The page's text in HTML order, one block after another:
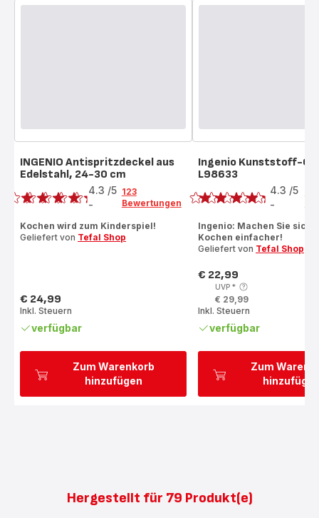
Zum Warenkorb
hinzufügen
INGENIO Antispritzdeckel aus
Edelstahl, 24-30 cm
Bewertung
4.3 /5
-
123
Bewertungen
Kochen wird zum Kinderspiel!
Geliefert von Tefal Shop
Preis
€ 24,99
Inkl. Steuern
verfügbar
Zum
Ingenio Kunststoff-
L98633
Bewertung
4.3 /5
-
Ingenio: Machen Sie sich
Kochen einfacher!
Geliefert von Tefal Shop
Preis
€ 22,99
UVP*
€ 29,99
Inkl. Steuern
verfügbar
Hergestellt für 79 Produkt(e)